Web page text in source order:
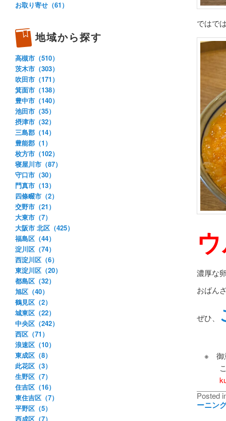
ではで
濃厚な
おばん
ぜひ、
※ 御
ここ
Posted
ーニン
お取り寄せ（61）
地域から探す
高槻市（510）
茨木市（303）
吹田市（171）
箕面市（138）
豊中市（140）
池田市（35）
摂津市（32）
三島郡（14）
豊能郡（1）
枚方市（102）
寝屋川市（87）
守口市（30）
門真市（13）
四條畷市（2）
交野市（21）
大東市（7）
大阪市 北区（425）
福島区（44）
淀川区（74）
西淀川区（6）
東淀川区（20）
都島区（32）
旭区（40）
鶴見区（2）
城東区（22）
中央区（242）
西区（71）
浪速区（10）
東成区（8）
此花区（3）
生野区（7）
住吉区（16）
東住吉区（7）
平野区（5）
西成区（7）